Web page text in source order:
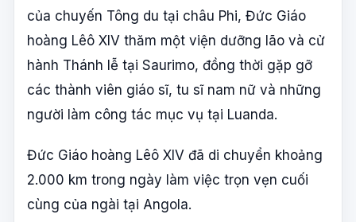
của chuyến Tông du tại châu Phi, Đức Giáo
hoàng Lêô XIV thăm một viện dưỡng lão và cử
hành Thánh lễ tại Saurimo, đồng thời gặp gỡ
các thành viên giáo sĩ, tu sĩ nam nữ và những
người làm công tác mục vụ tại Luanda.
Đức Giáo hoàng Lêô XIV đã di chuyển khoảng
2.000 km trong ngày làm việc trọn vẹn cuối
cùng của ngài tại Angola.